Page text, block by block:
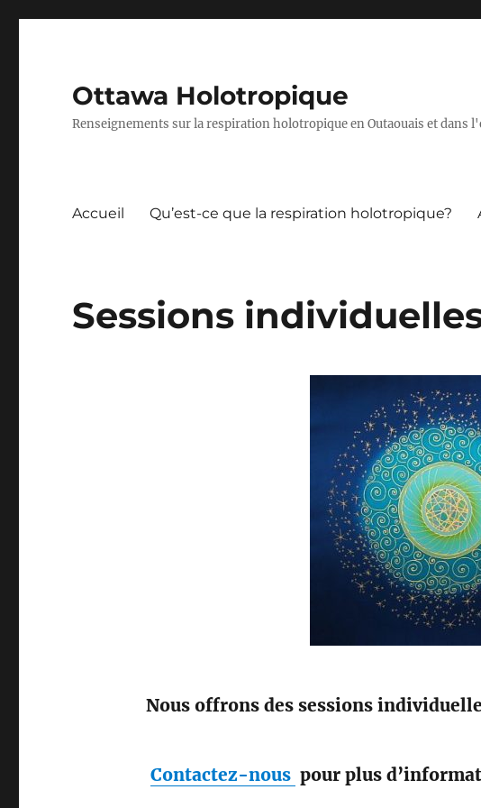
Ottawa Holotropique
Renseignements sur la respiration holotropique en Outaouais et dans
Accueil Qu’est-ce que la respiration holotropique?
Sessions
Nous offrons des sessions
Contactez-nous pour plus